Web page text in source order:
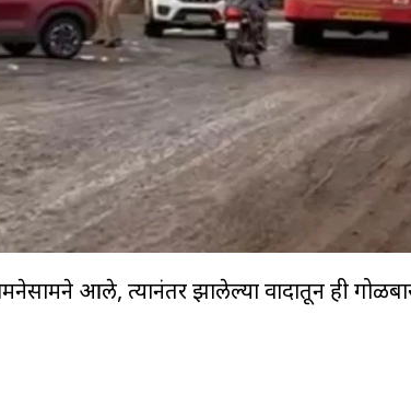
आले, त्यानंतर झालेल्या वादातून ही